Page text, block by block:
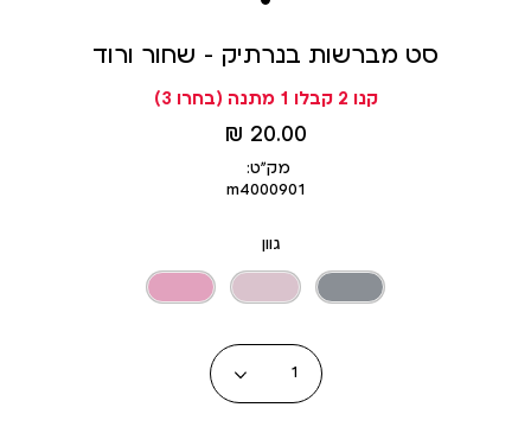
סט מברשות בנרתיק - שחור ורוד
קנו 2 קבלו 1 מתנה (בחרו 3)
מחיר
מוצר
20.00 ₪
מק״ט:
m4000901
גוון
כמות